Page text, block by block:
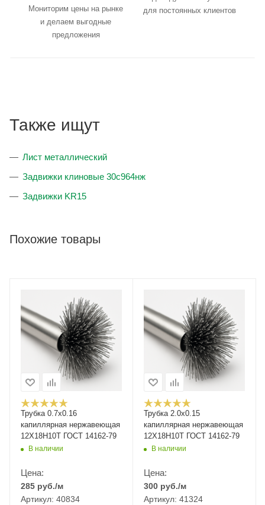
космоса! Она незаменима при изготовлении высокоточных
измерительны
Мониторим цены на рынке
и делаем выгодные
предложения
для постоянных клиентов
Также ищут
Лист металлический
Задвижки клиновые 30с964нж
Задвижки KR15
Похожие товары
Трубка 0.7х0.16
капиллярная нержавеющая
12Х18Н10Т ГОСТ 14162-79
В наличии
Цена:
285 руб./м
Артикул: 40834
Трубка 2.0х0.15
капиллярная нержавеющая
12Х18Н10Т ГОСТ 14162-79
В наличии
Цена:
300 руб./м
Артикул: 41324